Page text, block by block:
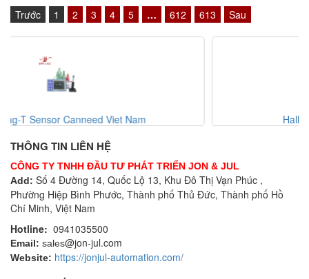
Trước
1 2 3 4 5 … 612 613 Sau
Hallmag-S-L Canneed Viet Nam
THÔNG TIN LIÊN HỆ
CÔNG TY TNHH ĐẦU TƯ PHÁT TRIỂN JON & JUL
Add: Số 4 Đường 14, Quốc Lộ 13, Khu Đô Thị Vạn Phúc ,
Phường Hiệp Bình Phước, Thành phố Thủ Đức, Thành phố Hồ
Chí Minh, Việt Nam
Hotline: 0941035500
Email: sales@jon-jul.com
Website: https://jonjul-automation.com/